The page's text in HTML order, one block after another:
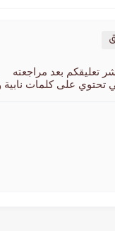
تعليقكم بعد مراجعته
تحتوي على كلمات